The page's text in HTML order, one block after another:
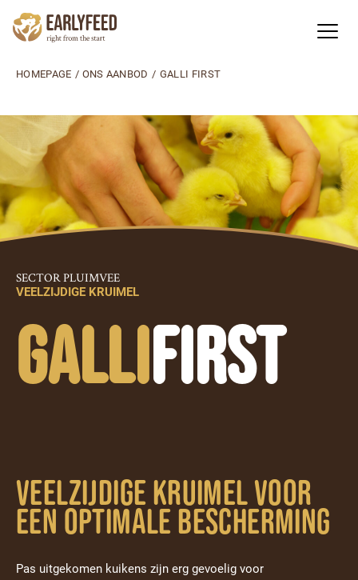
HOMEPAGE / ONS AANBOD / GALLI FIRST
SECTOR PLUIMVEE
VEELZIJDIGE KRUIMEL
GALLIFIRST
Veelzijdige kruimel voor
een optimale bescherming
Pas uitgekomen kuikens zijn erg gevoelig voor